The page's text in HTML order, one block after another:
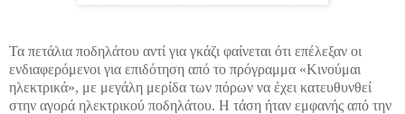
Τα πετάλια ποδηλάτου αντί για γκάζι φαίνεται ότι επέλεξαν οι
ενδιαφερόμενοι για επιδότηση από το πρόγραμμα «Κινούμαι
ηλεκτρικά», με μεγάλη μερίδα των πόρων να έχει κατευθυνθεί
στην αγορά ηλεκτρικού ποδηλάτου. Η τάση ήταν εμφανής από την